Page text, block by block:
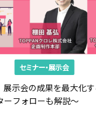
セミナー・展示会
展示会の成果を最大化
ーフォローも解説～